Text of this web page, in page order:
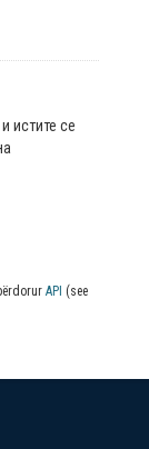
истите се
API (see